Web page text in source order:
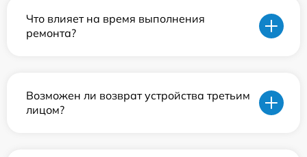
Что влияет на время выполнения
ремонта?
Возможен ли возврат устройства третьим
лицом?